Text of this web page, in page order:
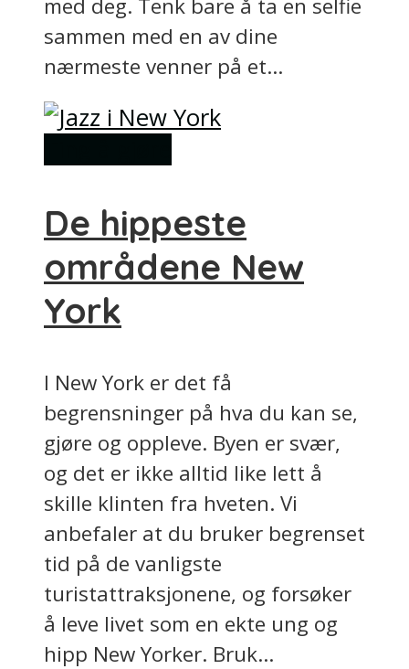
med deg. Tenk bare å ta en selfie
sammen med en av dine
nærmeste venner på et...
De hippeste
områdene New
York
I New York er det få
begrensninger på hva du kan se,
gjøre og oppleve. Byen er svær,
og det er ikke alltid like lett å
skille klinten fra hveten. Vi
anbefaler at du bruker begrenset
tid på de vanligste
turistattraksjonene, og forsøker
å leve livet som en ekte ung og
hipp New Yorker. Bruk...